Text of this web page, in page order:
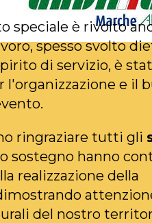
speciale è rivolto
spesso svolto
di servizio, è
l'organizzazione e il
ringraziare tutti gli
sostegno hanno
realizzazione della
del nostro